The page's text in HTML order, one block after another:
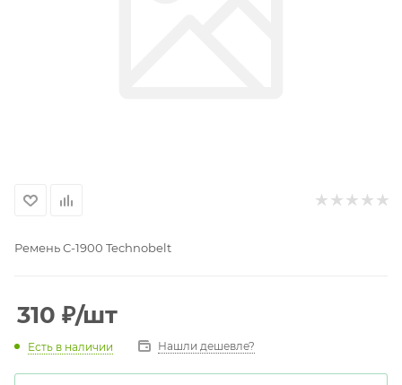
Ремень С-1900 Technobelt
310 ₽/шт
Есть в наличии Нашли дешевле?